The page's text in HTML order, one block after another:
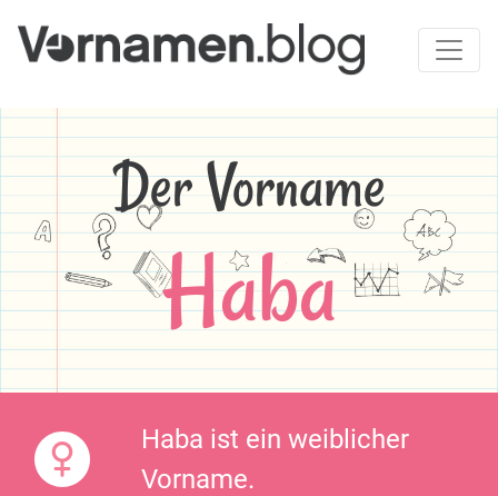
Der Vorname
Haba
Haba ist ein weiblicher
Vorname.